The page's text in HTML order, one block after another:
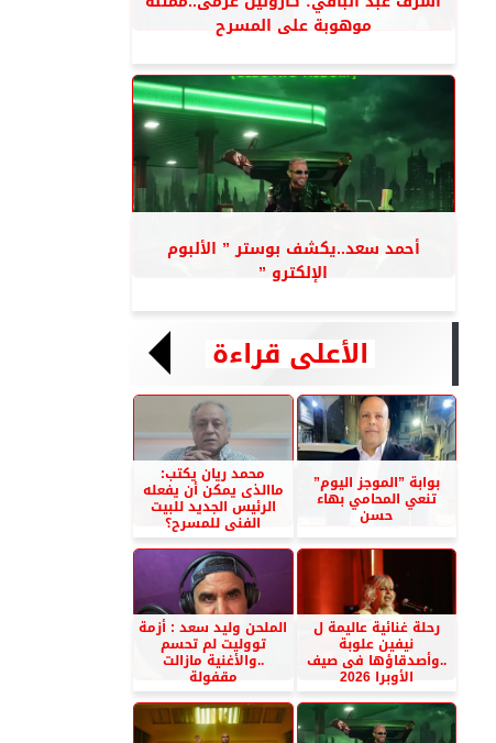
موهوبة على المسرح
أحمد سعد..يكشف بوستر ” الألبوم
الإلكترو ”
الأعلى قراءة
بوابة ”الموجز اليوم”
تنعي المحامي بهاء
حسن
محمد ريان يكتب:
ماالذى يمكن أن يفعله
الرئيس الجديد للبيت
الفنى للمسرح؟
رحلة غنائية عاليمة ل
نيفين علوبة
..وأصدقاؤها فى صيف
الأوبرا 2026
الملحن وليد سعد : أزمة
تووليت لم تحسم
..والأغنية مازالت
مقفولة